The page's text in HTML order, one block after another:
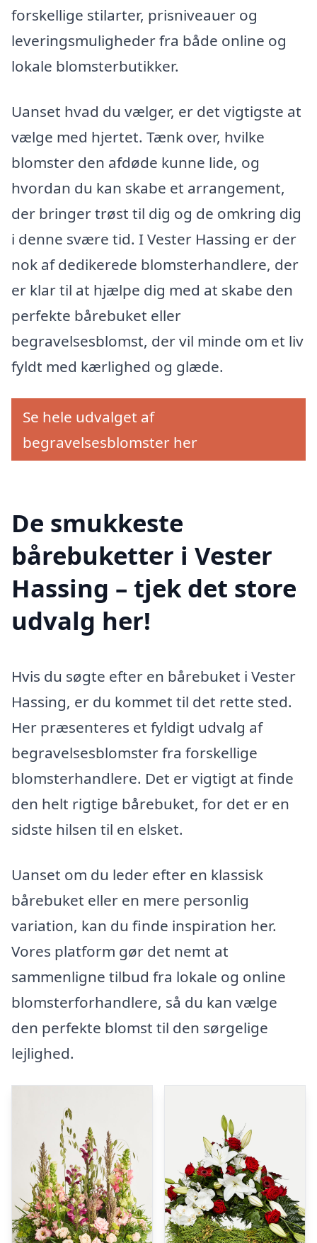
forskellige stilarter, prisniveauer og
leveringsmuligheder fra både online og
lokale blomsterbutikker.
Uanset hvad du vælger, er det vigtigste at
vælge med hjertet. Tænk over, hvilke
blomster den afdøde kunne lide, og
hvordan du kan skabe et arrangement,
der bringer trøst til dig og de omkring dig
i denne svære tid. I Vester Hassing er der
nok af dedikerede blomsterhandlere, der
er klar til at hjælpe dig med at skabe den
perfekte bårebuket eller
begravelsesblomst, der vil minde om et liv
fyldt med kærlighed og glæde.
Se hele udvalget af
begravelsesblomster her
De smukkeste
bårebuketter i Vester
Hassing – tjek det store
udvalg her!
Hvis du søgte efter en bårebuket i Vester
Hassing, er du kommet til det rette sted.
Her præsenteres et fyldigt udvalg af
begravelsesblomster fra forskellige
blomsterhandlere. Det er vigtigt at finde
den helt rigtige bårebuket, for det er en
sidste hilsen til en elsket.
Uanset om du leder efter en klassisk
bårebuket eller en mere personlig
variation, kan du finde inspiration her.
Vores platform gør det nemt at
sammenligne tilbud fra lokale og online
blomsterforhandlere, så du kan vælge
den perfekte blomst til den sørgelige
lejlighed.